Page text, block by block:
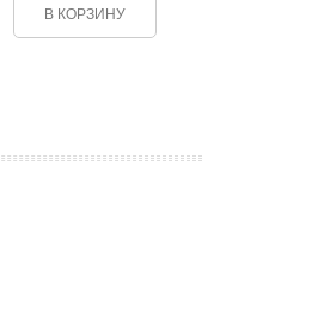
В КОРЗИНУ